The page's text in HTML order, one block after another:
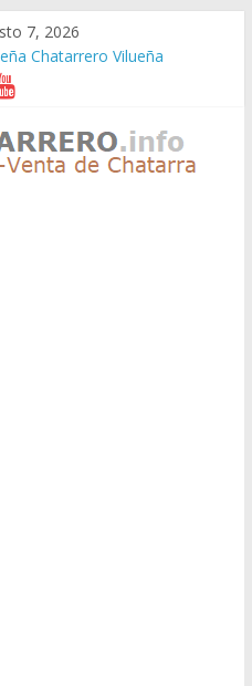
7, 2026
Chatarrero Vilueña
Chatarrero Zuera
Chatarrero Zaragoza
Chatarrero Zaida
Chatarrero Vistabella